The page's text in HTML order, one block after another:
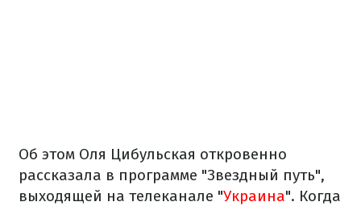
Об этом Оля Цибульская откровенно
рассказала в программе "Звездный путь",
выходящей на телеканале "Украина". Когда